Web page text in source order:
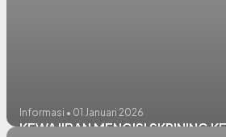
Informasi • 01 Januari 2026
KEWAJIBAN MENGISI SKRINING